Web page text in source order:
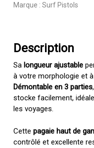
Marque : Surf Pistols
Description
Sa longueur ajustable
à votre morphologie et
Démontable en 3 parties
stocke facilement,
les voyages.
Cette pagaie haut de
contrôlé et excellente